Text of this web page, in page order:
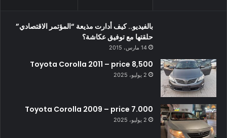
بالفيديو.. كيف أدارت مذيعة “المؤتمر الاقتصادي”
حلقتها مع توفيق عكاشة؟
14 مارس، 2015
Toyota Corolla 2011 – price 8,500
2 يوليو، 2025
Toyota Corolla 2009 – price 7.000
2 يوليو، 2025